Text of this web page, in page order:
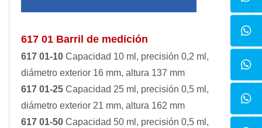
617 01 Barril de medición
617 01-10 Capacidad 10 ml, precisión 0,2 ml,
diámetro exterior 16 mm, altura 137 mm
617 01-25 Capacidad 25 ml, precisión 0,5 ml,
diámetro exterior 21 mm, altura 162 mm
617 01-50 Capacidad 50 ml, precisión 0,5 ml,